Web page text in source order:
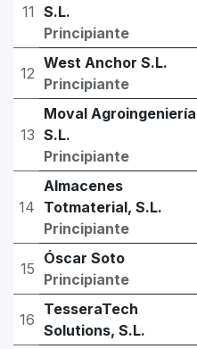
11 S.L.
Principiante
12
West Anchor S.L.
Principiante
13
Moval Agroingeniería
S.L.
Principiante
14
Almacenes
Totmaterial, S.L.
Principiante
15
Óscar Soto
Principiante
16
TesseraTech
Solutions, S.L.